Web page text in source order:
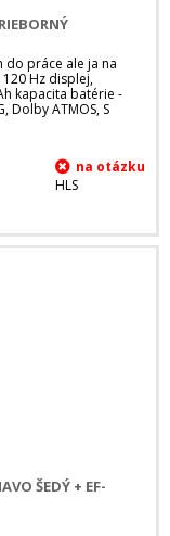
do práce ale ja na
120 Hz displej,
kapacita batérie -
Dolby ATMOS, S
HLS
ŠEDÝ + EF-